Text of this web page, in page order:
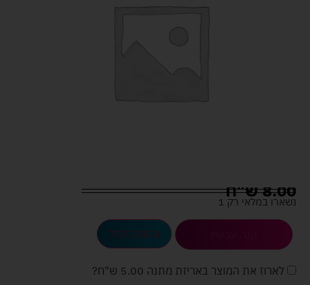
8.00ש"ח
נשארו במלאי רק 1
הוספה לסל
לארוז את המוצר באריזת מתנה 5.00 ש"ח ?